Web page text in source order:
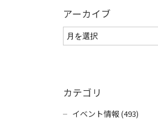
アーカイブ
カテゴリ
イベント情報 (493)